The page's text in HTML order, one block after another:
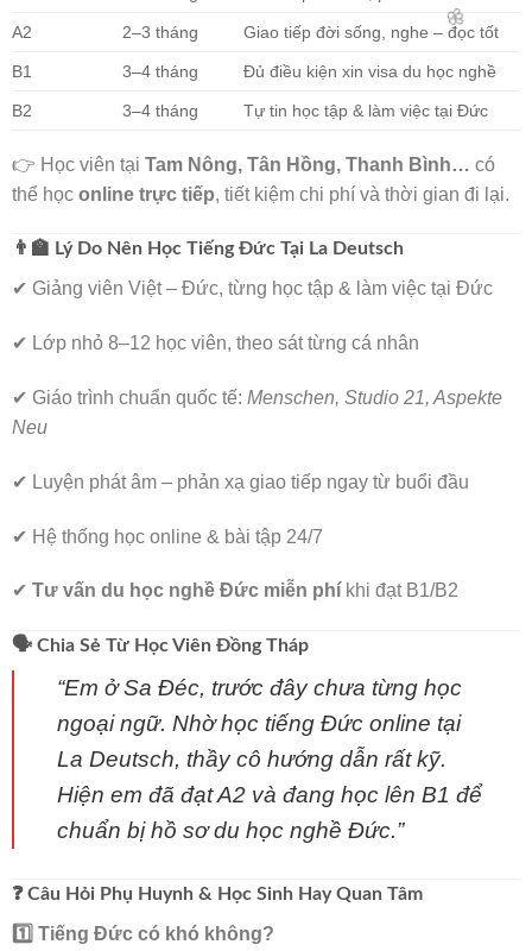
A2 2–3 tháng Giao tiếp đời sống, nghe – đọc tốt
B1 3–4 tháng Đủ điều kiện xin visa du học nghề
B2 3–4 tháng Tự tin học tập & làm việc tại Đức
👉 Học viên tại Tam Nông, Tân Hồng, Thanh Bình… có
thể học online trực tiếp, tiết kiệm chi phí và thời gian đi lại.
👨‍🏫 Lý Do Nên Học Tiếng Đức Tại La Deutsch
✔ Giảng viên Việt – Đức, từng học tập & làm việc tại Đức
✔ Lớp nhỏ 8–12 học viên, theo sát từng cá nhân
✔ Giáo trình chuẩn quốc tế: Menschen, Studio 21, Aspekte
Neu
✔ Luyện phát âm – phản xạ giao tiếp ngay từ buổi đầu
✔ Hệ thống học online & bài tập 24/7
✔ Tư vấn du học nghề Đức miễn phí khi đạt B1/B2
🗣️ Chia Sẻ Từ Học Viên Đồng Tháp
“Em ở Sa Đéc, trước đây chưa từng học
ngoại ngữ. Nhờ học tiếng Đức online tại
La Deutsch, thầy cô hướng dẫn rất kỹ.
Hiện em đã đạt A2 và đang học lên B1 để
chuẩn bị hồ sơ du học nghề Đức.”
❓ Câu Hỏi Phụ Huynh & Học Sinh Hay Quan Tâm
1️⃣ Tiếng Đức có khó không?